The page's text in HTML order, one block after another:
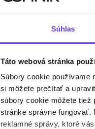
Súhlas
Táto webová stránka
Súbory cookie používame
si môžete prečítať a
súbory cookie môžete tiež
stránke správne fungovať.
reklamné správy, ktoré